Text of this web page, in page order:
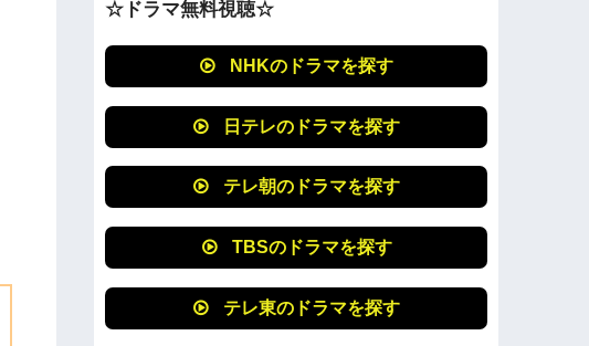
☆ドラマ無料視聴☆
NHKのドラマを探す
日テレのドラマを探す
テレ朝のドラマを探す
TBSのドラマを探す
テレ東のドラマを探す